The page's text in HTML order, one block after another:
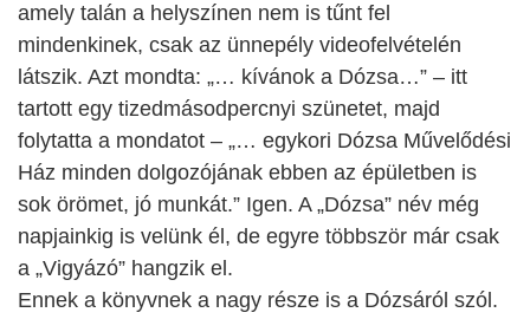
amely talán a helyszínen nem is tűnt fel
mindenkinek, csak az ünnepély videofelvételén
látszik. Azt mondta: „… kívánok a Dózsa…” – itt
tartott egy tizedmásodpercnyi szünetet, majd
folytatta a mondatot – „… egykori Dózsa Művelődési
Ház minden dolgozójának ebben az épületben is
sok örömet, jó munkát.” Igen. A „Dózsa” név még
napjainkig is velünk él, de egyre többször már csak
a „Vigyázó” hangzik el.
Ennek a könyvnek a nagy része is a Dózsáról szól.